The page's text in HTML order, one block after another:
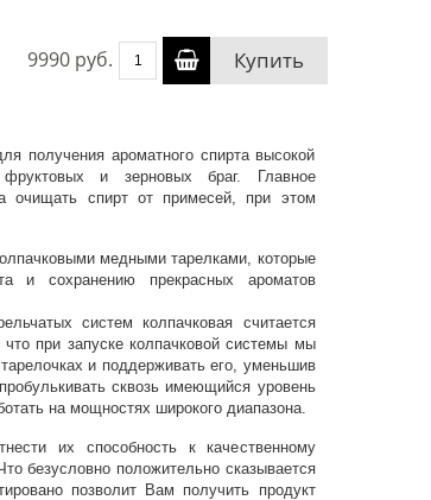
9990 руб. Купить
получения ароматного спирта высокой
и зерновых браг. Главное
очищать спирт от примесей, при этом
медными тарелками, которые
и сохранению прекрасных ароматов
систем колпачковая считается
при запуске колпачковой системы мы
и поддерживать его, уменьшив
сквозь имеющийся уровень
на мощностях широкого диапазона.
их способность к качественному
безусловно положительно сказывается
позволит Вам получить продукт